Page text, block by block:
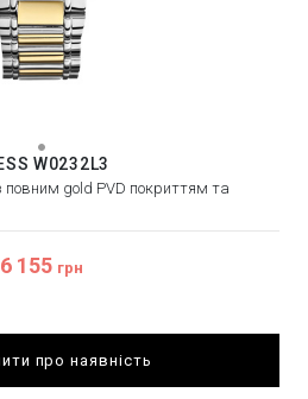
W0232L3
повним gold PVD покриттям та
6 155 грн
про наявність